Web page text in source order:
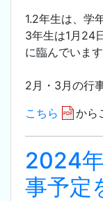
1.2年生は、学
3年生は1月24
に臨んでいます
2月・3月の行
こちら
から
2024
事予定